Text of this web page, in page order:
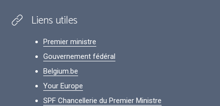
Liens utiles
Premier ministre
Gouvernement fédéral
Belgium.be
Your Europe
SPF Chancellerie du Premier Ministre